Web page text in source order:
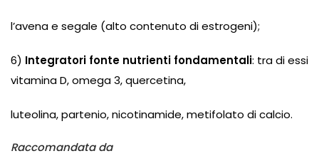
l’avena e segale (alto contenuto di estrogeni);
6) Integratori fonte nutrienti fondamentali: tra di essi
vitamina D, omega 3, quercetina,
luteolina, partenio, nicotinamide, metifolato di calcio.
Raccomandata da